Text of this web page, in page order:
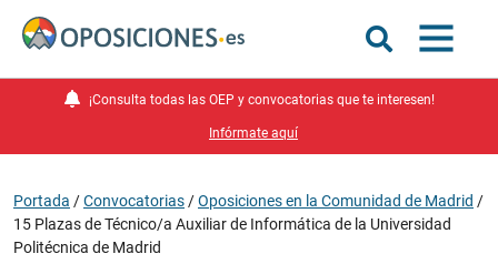
¡Consulta todas las OEP y convocatorias que te interesen!
Infórmate aquí
Portada /Convocatorias /Oposiciones en la Comunidad de Madrid /
15 Plazas de Técnico/a Auxiliar de Informática de la Universidad
Politécnica de Madrid